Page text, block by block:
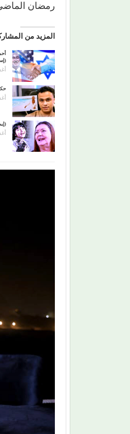
رمضان
المزيد من